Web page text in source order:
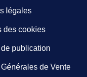
légales
des cookies
publication
de Vente